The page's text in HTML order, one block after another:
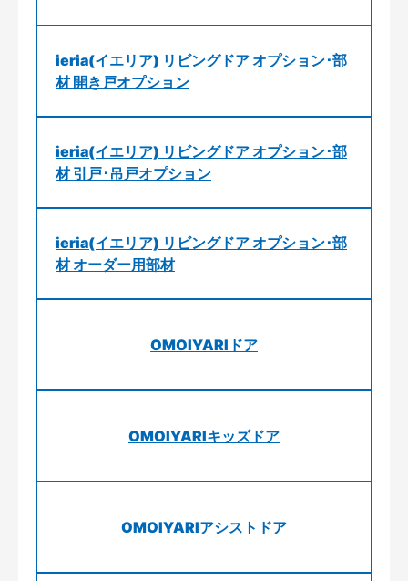
ieria(イエリア) リビングドア オプション･部
材 開き戸オプション
ieria(イエリア) リビングドア オプション･部
材 引戸･吊戸オプション
ieria(イエリア) リビングドア オプション･部
材 オーダー用部材
OMOIYARIドア
OMOIYARIキッズドア
OMOIYARIアシストドア